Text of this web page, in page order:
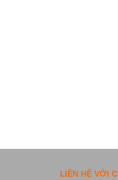
LIÊN HỆ VỚI